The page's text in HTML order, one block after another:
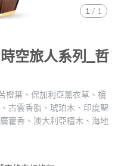
1 / 1
時空旅人系列_哲
橙葉、保加利亞薰衣草、欖
古雲香脂、琥珀木、印度聖
藿香、澳大利亞檀木、海地